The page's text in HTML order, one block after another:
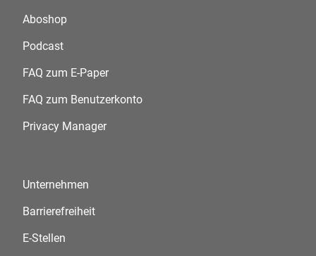
Aboshop
Podcast
FAQ zum E-Paper
FAQ zum Benutzerkonto
Privacy Manager
Unternehmen
Barrierefreiheit
E-Stellen